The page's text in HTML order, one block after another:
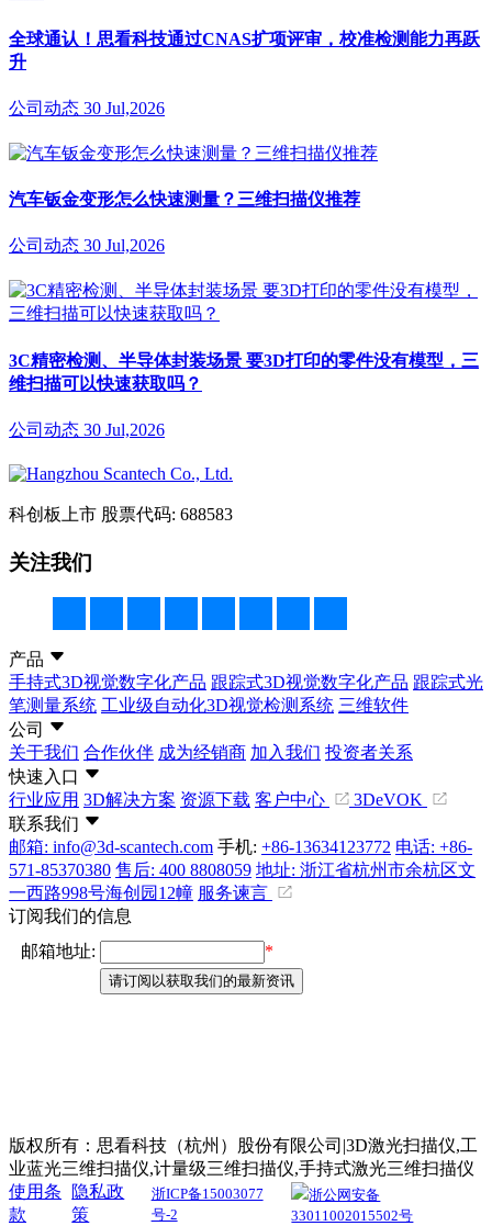
全球通认！思看科技通过CNAS扩项评审，校准检测能力再跃
升
公司动态 30 Jul,2026
汽车钣金变形怎么快速测量？三维扫描仪推荐
公司动态 30 Jul,2026
3C精密检测、半导体封装场景 要3D打印的零件没有模型，三
维扫描可以快速获取吗？
公司动态 30 Jul,2026
科创板上市 股票代码: 688583
关注我们
产品
手持式3D视觉数字化产品 跟踪式3D视觉数字化产品 跟踪式光
笔测量系统 工业级自动化3D视觉检测系统 三维软件
公司
关于我们 合作伙伴 成为经销商 加入我们 投资者关系
快速入口
行业应用 3D解决方案 资源下载 客户中心
3DeVOK
联系我们
邮箱: info@3d-scantech.com 手机: +86-13634123772 电话: +86-
571-85370380 售后: 400 8808059 地址: 浙江省杭州市余杭区文
一西路998号海创园12幢 服务谏言
订阅我们的信息
版权所有：思看科技（杭州）股份有限公司|3D激光扫描仪,工
业蓝光三维扫描仪,计量级三维扫描仪,手持式激光三维扫描仪
使用条
款
隐私政
策
浙ICP备15003077
号-2
浙公网安备
33011002015502号